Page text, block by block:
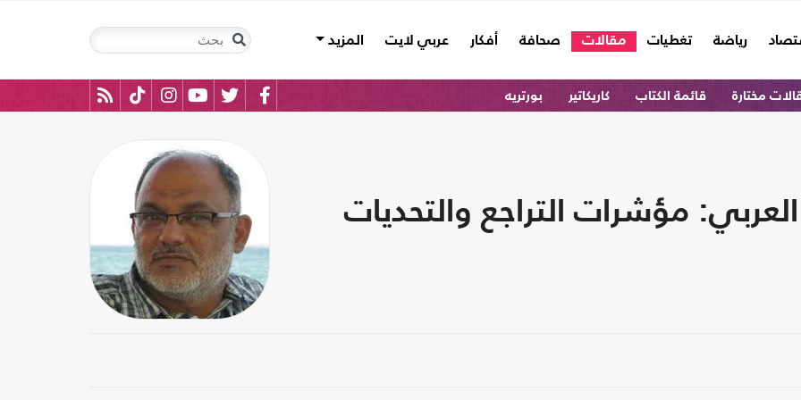
رياضة تغطيات مقالات صحافة أفكار عربي لايت المزيد
مختارة قائمة الكتاب كاريكاتير بورتريه
مؤشرات التراجع والتحديات